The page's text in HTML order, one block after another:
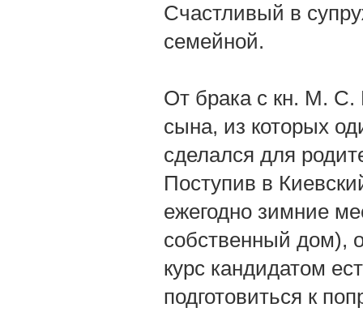
Счастливый в
семейной.
От брака с кн. М. С.
сына, из которых
сделался для
Поступив в
ежегодно зимние
собственный дом),
курс кандидатом
подготовиться к